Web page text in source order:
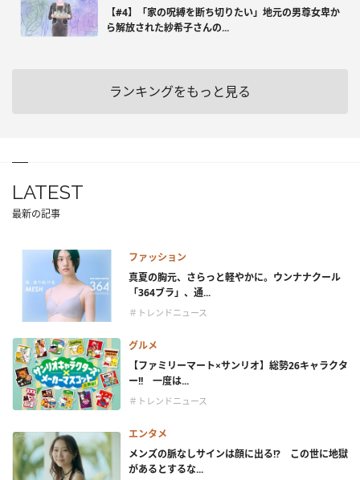
【#4】「家の呪縛を断ち切りたい」地元の男尊女卑か
ら解放された紗希子さんの...
ランキングをもっと見る
LATEST
最新の記事
ファッション
真夏の胸元、さらっと軽やかに。ウンナナクール
「364ブラ」、通...
＃トレンドニュース
グルメ
【ファミリーマート×サンリオ】総勢26キャラクタ
ー!! 一度は...
＃トレンドニュース
エンタメ
メンズの脈なしサインは顔に出る!? この世に地獄
があるとするな...